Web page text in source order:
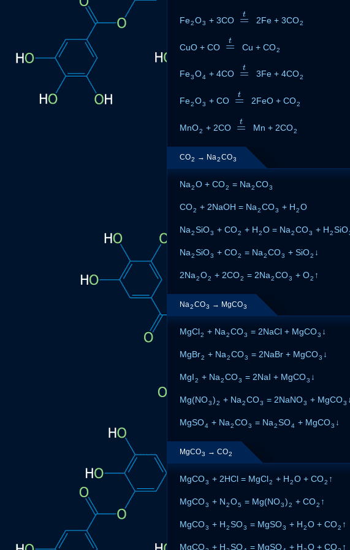
Fe2O3 + 3CO =
t
=t 2Fe + 3CO2
CuO + CO =
t
=t Cu + CO2
Fe3O4 + 4CO =
t
=t 3Fe + 4CO2
Fe2O3 + CO =
t
=t 2FeO + CO2
MnO2 + 2CO =
t
=t Mn + 2CO2
CO2 → Na2CO3
Na2O + CO2 = Na2CO3
CO2 + 2NaOH = Na2CO3 + H2O
Na2SiO3 + CO2 + H2O = Na2CO3 + H2SiO
Na2SiO3 + CO2 = Na2CO3 + SiO2 ↓
2Na2O2 + 2CO2 = 2Na2CO3 + O2 ↑
Na2CO3 → MgCO3
MgCl2 + Na2CO3 = 2NaCl + MgCO3 ↓
MgBr2 + Na2CO3 = 2NaBr + MgCO3 ↓
MgI2 + Na2CO3 = 2NaI + MgCO3 ↓
Mg(NO3)2 + Na2CO3 = 2NaNO3 + MgCO3 ↓
MgSO4 + Na2CO3 = Na2SO4 + MgCO3 ↓
MgCO3 → CO2
MgCO3 + 2HCl = MgCl2 + H2O + CO2 ↑
MgCO3 + N2O5 = Mg(NO3)2 + CO2 ↑
MgCO3 + H2SO3 = MgSO3 + H2O + CO2 ↑
MgCO + H SO = MgSO + H O + CO ↑